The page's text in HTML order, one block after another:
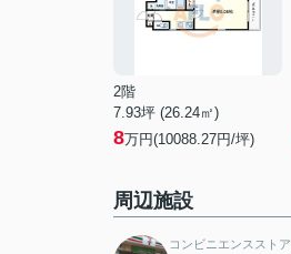
2階
7.93坪 (26.24㎡)
8万円(10088.27円/坪)
周辺施設
コンビニエンスストア